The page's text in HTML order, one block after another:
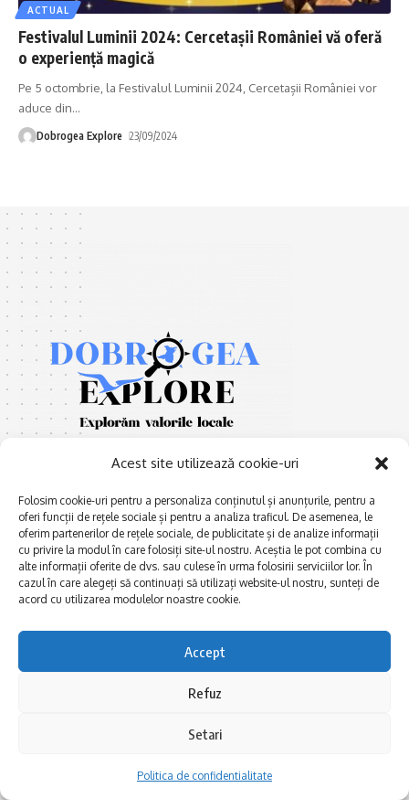
Acest site utilizează cookie-uri
Folosim cookie-uri pentru a personaliza conținutul și anunțurile, pentru a
oferi funcții de rețele sociale și pentru a analiza traficul. De asemenea, le
oferim partenerilor de rețele sociale, de publicitate și de analize informații
cu privire la modul în care folosiți site-ul nostru. Aceștia le pot combina cu
alte informații oferite de dvs. sau culese în urma folosirii serviciilor lor. În
cazul în care alegeți să continuați să utilizați website-ul nostru, sunteți de
acord cu utilizarea modulelor noastre cookie.
Accept
Refuz
Setari
Politica de confidentialitate
ACTUAL
Festivalul Luminii 2024: Cercetașii României vă oferă
o experiență magică
Pe 5 octombrie, la Festivalul Luminii 2024, Cercetașii României vor
aduce din…
Dobrogea Explore 23/09/2024
E xplorăm Dobrogea,
Explorăm valorile locale:
Deltă, Litoral, cele mai mari
biserici și mănăstiri, cele mai
FRUMOASE POVEȘTI.
Afaceri și meșteșuguri
Actualitate